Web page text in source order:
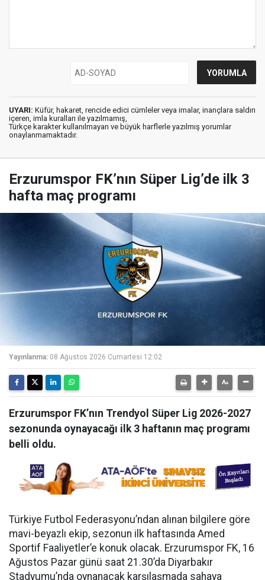
UYARI: Küfür, hakaret, rencide edici cümleler veya imalar, inançlara saldırı
içeren, imla kuralları ile yazılmamış,
Türkçe karakter kullanılmayan ve büyük harflerle yazılmış yorumlar
onaylanmamaktadır.
Erzurumspor FK’nın Süper Lig’de ilk 3
hafta maç programı
Yayınlanma: 08 Ağustos 2026 Cumartesi 12:02
Erzurumspor FK’nın Trendyol Süper Lig 2026-2027
sezonunda oynayacağı ilk 3 haftanın maç programı
belli oldu.
Türkiye Futbol Federasyonu’ndan alınan bilgilere göre
mavi-beyazlı ekip, sezonun ilk haftasında Amed
Sportif Faaliyetler’e konuk olacak. Erzurumspor FK, 16
Ağustos Pazar günü saat 21.30’da Diyarbakır
Stadyumu’nda oynanacak karşılaşmada sahaya